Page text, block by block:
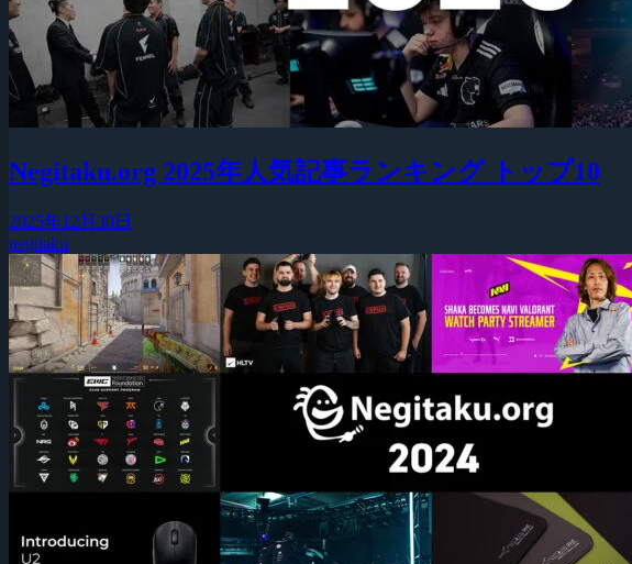
Negitaku.org 2025年人気記事ランキング トップ10
2025年12月30日
negitaku